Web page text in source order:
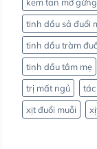
tinh dầu sả đuổi
tinh dầu tràm
tinh dầu tắm mẹ
trị mất ngủ
xịt đuổi muỗi